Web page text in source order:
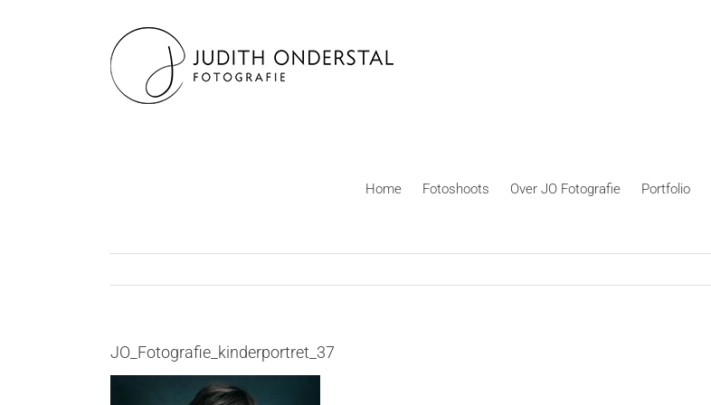
Home Fotoshoots Over JO Fotografie Portfolio
JO_Fotografie_kinderportret_37